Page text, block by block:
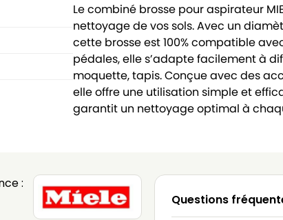
Le combiné brosse pour aspirateur
nettoyage de vos sols. Avec un
cette brosse est 100% compatible
pédales, elle s’adapte facilement à
moquette, tapis. Conçue avec des
elle offre une utilisation simple et
garantit un nettoyage optimal à
:
Questions